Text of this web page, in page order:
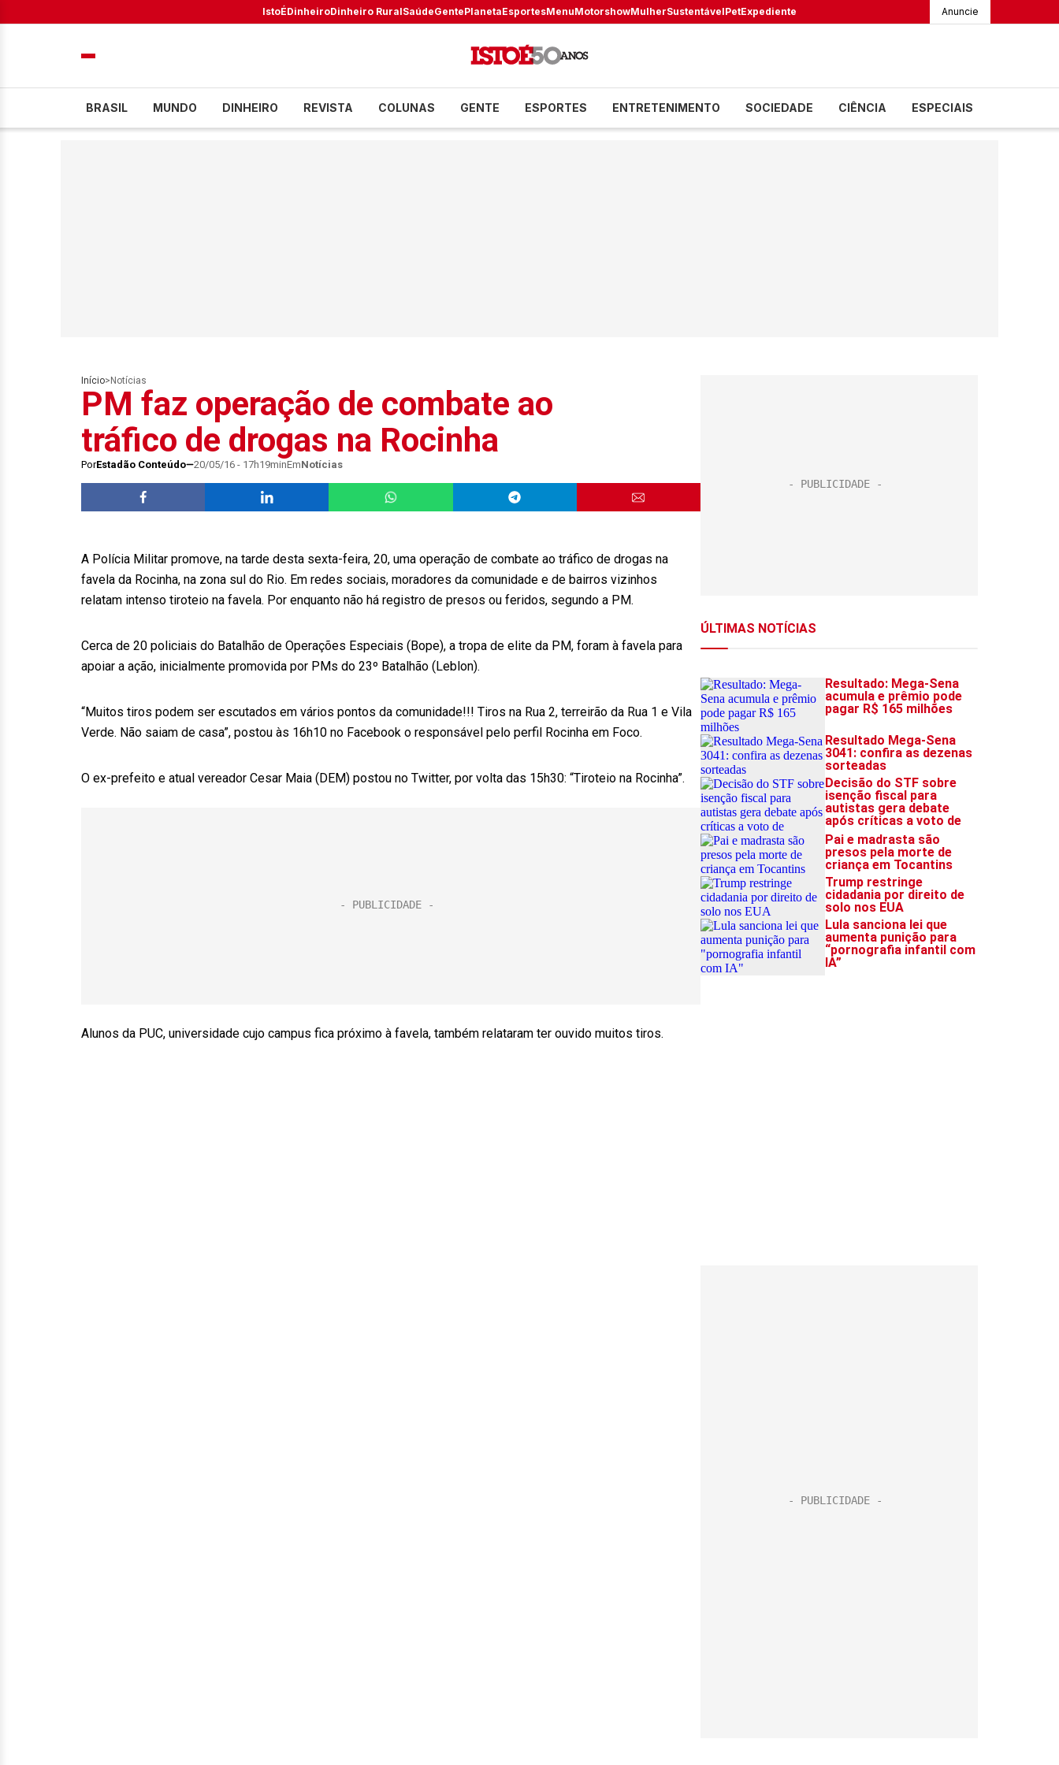
IstoÉDinheiroDinheiro RuralSaúdeGentePlanetaEsportesMenuMotorshowMulherSustentávelPetExpediente Anuncie
BRASIL MUNDO DINHEIRO REVISTA COLUNAS GENTE ESPORTES ENTRETENIMENTO SOCIEDADE CIÊNCIA ESPECIAIS
Início> Notícias
PM faz operação de combate ao
tráfico de drogas na Rocinha
PorEstadão Conteúdo 20/05/16 - 17h19minEmNotícias
A Polícia Militar promove, na tarde desta sexta-feira, 20, uma operação de combate ao tráfico de drogas na
favela da Rocinha, na zona sul do Rio. Em redes sociais, moradores da comunidade e de bairros vizinhos
relatam intenso tiroteio na favela. Por enquanto não há registro de presos ou feridos, segundo a PM.
Cerca de 20 policiais do Batalhão de Operações Especiais (Bope), a tropa de elite da PM, foram à favela para
apoiar a ação, inicialmente promovida por PMs do 23º Batalhão (Leblon).
“Muitos tiros podem ser escutados em vários pontos da comunidade!!! Tiros na Rua 2, terreirão da Rua 1 e Vila
Verde. Não saiam de casa”, postou às 16h10 no Facebook o responsável pelo perfil Rocinha em Foco.
O ex-prefeito e atual vereador Cesar Maia (DEM) postou no Twitter, por volta das 15h30: “Tiroteio na Rocinha”.
Alunos da PUC, universidade cujo campus fica próximo à favela, também relataram ter ouvido muitos tiros.